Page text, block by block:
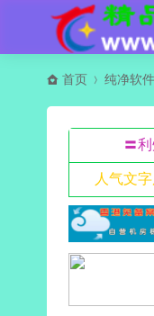
首页 纯净软件
〓
人气文